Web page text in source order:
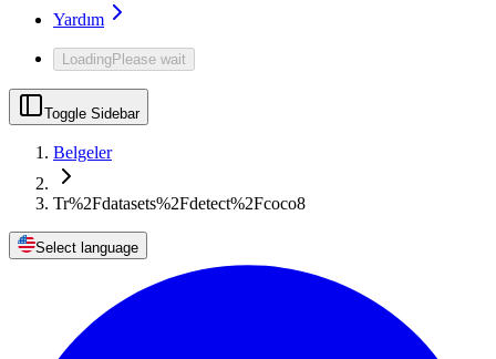
Yardım
LoadingPlease wait
Toggle Sidebar
Belgeler
Tr%2Fdatasets%2Fdetect%2Fcoco8
Select language